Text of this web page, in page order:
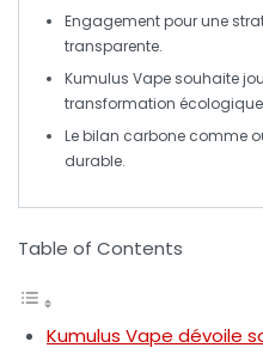
Engagement pour une
transparente.
Kumulus Vape souhaite
transformation écologique
Le bilan carbone comme
durable.
Table of Contents
Kumulus Vape dévoile